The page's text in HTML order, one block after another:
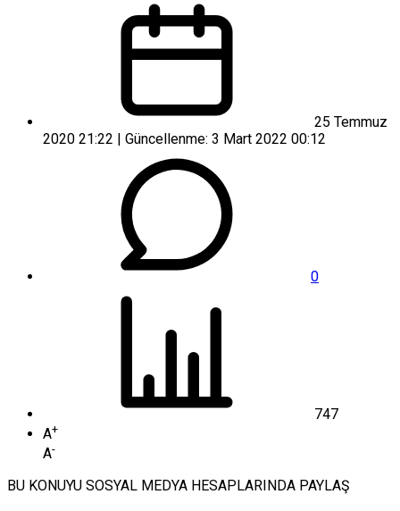
25 Temmuz
2020 21:22 | Güncellenme: 3 Mart 2022 00:12
0
747
A+
A-
BU KONUYU SOSYAL MEDYA HESAPLARINDA PAYLAŞ